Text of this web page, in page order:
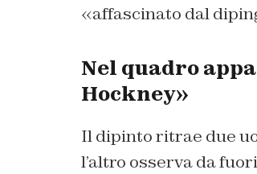
«affascinato dal
Nel quadro
Hockney»
Il dipinto ritrae due
l’altro osserva da